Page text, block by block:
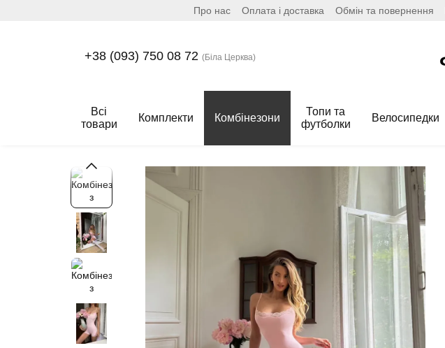
Про нас Оплата і доставка Обмін та повернення
+38 (093) 750 08 72 (Біла Церква)
Всі
товари
Комплекти Комбінезони
Топи та
футболки
Велосипедки